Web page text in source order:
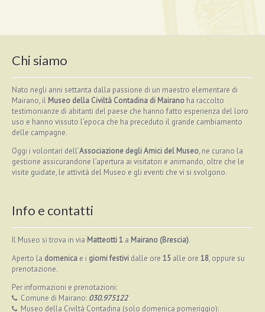
Chi siamo
Nato negli anni settanta dalla passione di un maestro elementare di
Mairano, il Museo della Civiltà Contadina di Mairanoha raccolto
testimonianze di abitanti del paese che hanno fatto esperienza del loro
uso e hanno vissuto l’epoca che ha preceduto il grande cambiamento
delle campagne.
Oggi i volontari dell’Associazione degli Amici del Museo, ne curano la
gestione assicurandone l’apertura ai visitatori e animando, oltre che le
visite guidate, le attività del Museo e gli eventi che vi si svolgono.
Info e contatti
Il Museo si trova in via Matteotti 1 a Mairano (Brescia).
Aperto la domenicae i giorni festividalle ore15alle ore18, oppure su
prenotazione.
Per informazioni e prenotazioni:
Comune di Mairano:030.975122
Museo della Civiltà Contadina (solo domenica pomeriggio):